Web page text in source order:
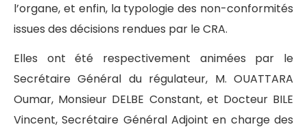
l’organe, et enfin, la typologie des non-conformités
issues des décisions rendues par le CRA.
Elles ont été respectivement animées par le
Secrétaire Général du régulateur, M. OUATTARA
Oumar, Monsieur DELBE Constant, et Docteur BILE
Vincent, Secrétaire Général Adjoint en charge des